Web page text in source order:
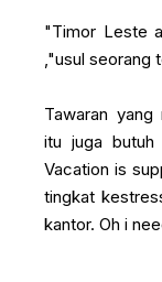
"Timor Leste
,"usul seorang
Tawaran
itu juga
Vacation is
tingkat
kantor. Oh i
It's